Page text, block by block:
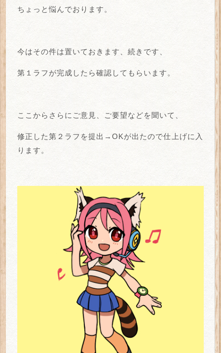
ちょっと悩んでおります。
今はその件は置いておきます、続きです、
第１ラフが完成したら確認してもらいます。
ここからさらにご意見、ご要望などを聞いて、
修正した第２ラフを提出→OKが出たので仕上げに入
ります。